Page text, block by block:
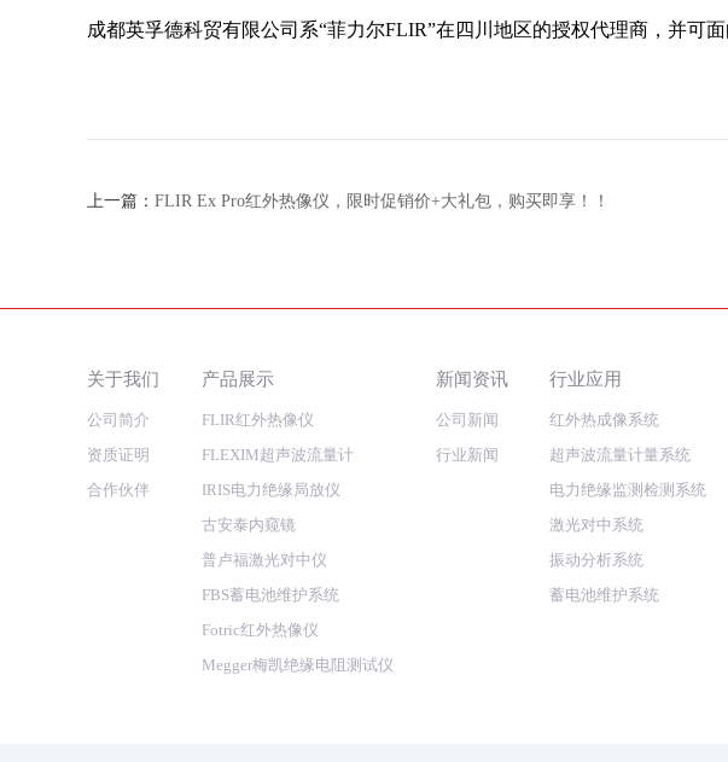
成都英孚德科贸有限公司系“菲力尔FLIR”在四川地区的授权代理商，并可
上一篇： FLIR Ex Pro红外热像仪，限时促销价+大礼包，购买即享！！
关于我们
公司简介
资质证明
合作伙伴
产品展示
FLIR红外热像仪
FLEXIM超声波流量计
IRIS电力绝缘局放仪
古安泰内窥镜
普卢福激光对中仪
FBS蓄电池维护系统
Fotric红外热像仪
Megger梅凯绝缘电阻测试仪
新闻资讯
公司新闻
行业新闻
行业应用
红外热成像系统
超声波流量计量系统
电力绝缘监测检测系统
激光对中系统
振动分析系统
蓄电池维护系统